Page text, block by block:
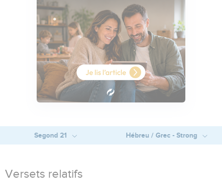
Segond 21 Hébreu / Grec - Strong
Versets relatifs